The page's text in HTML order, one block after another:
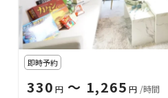
即時予約
330 円 〜 1,265 円 /時間